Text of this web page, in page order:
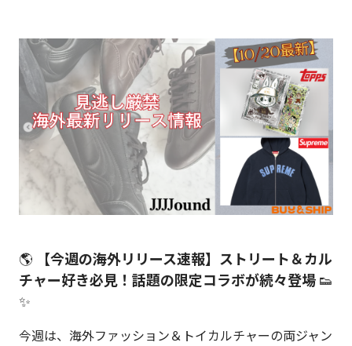
🌎
【今週の海外リリース速報】ストリート＆カル
チャー好き必見！話題の限定コラボが続々登場 👟
✨
今週は、海外ファッション＆トイカルチャーの両ジャン